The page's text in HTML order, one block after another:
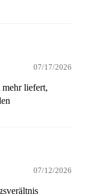
07/17/2026
liefert,
07/12/2026